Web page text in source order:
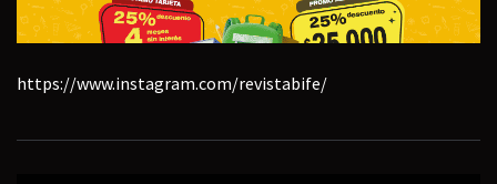
https://www.instagram.com/revistabife/